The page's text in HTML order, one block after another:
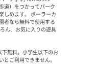
道）をつかってパーク
しめます。 ボーラーカ
者なら無料で使用する
ん、お気に入りの遊具
無料。小学生以下のお
とご利用できません。